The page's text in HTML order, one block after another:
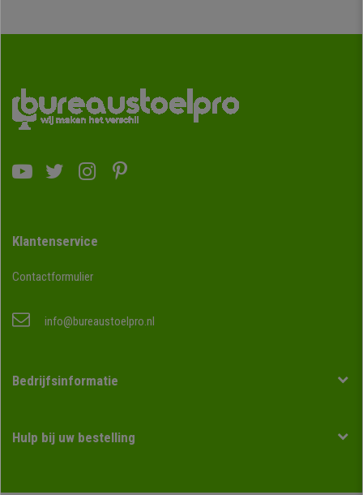
Klantenservice
Contactformulier
info@bureaustoelpro.nl
Bedrijfsinformatie
Hulp bij uw bestelling